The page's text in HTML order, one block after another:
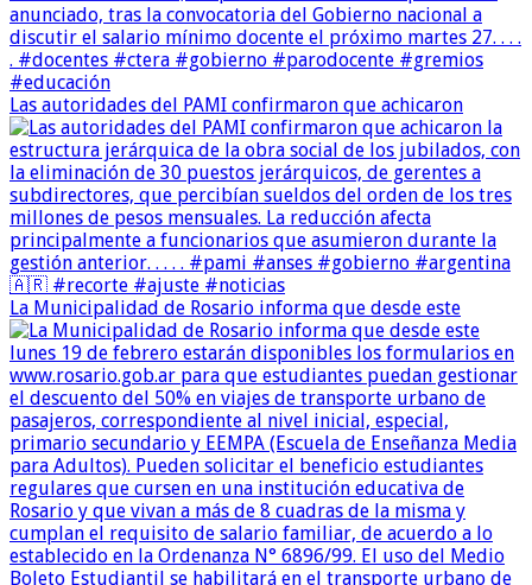
Las autoridades del PAMI confirmaron que achicaron
La Municipalidad de Rosario informa que desde este